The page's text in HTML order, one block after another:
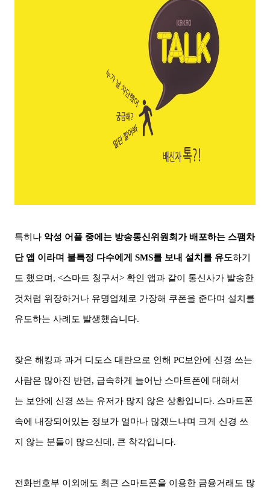
특히나 악성 어플 중에는 방송통신위원회가 배포하는 스팸차
단 앱 이라며 불특정 다수에게 SMS를 보내 설치를 유도하기
도 했으며 , <스마트 청구서> 확인 앱과 같이 통신사가 발송한
것처럼 위장하거나 유명업체로 가장해 쿠폰을 준다며 설치를
유도하는 사례도 발생했습니다.
잦은 해킹과 과거 디도스 대란으로 인해 PC보안에 신경 쓰는
사람은 많아진 반면 , 급속하게 늘어난 스마트폰에 대해서
는 보안에 신경 쓰는 유저가 많지 않은 상황입니다. 스마트폰
속에 내장되어있는 정보가 얼마나 많겠느냐며 크게 신경 쓰
지 않는 분들이 많으신데 , 큰 착각입니다.
전화번호부 이외에도 최근 스마트폰을 이용한 금융거래도 많